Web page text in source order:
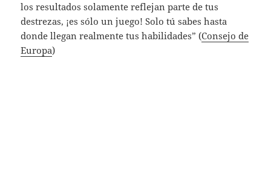
los resultados solamente reflejan parte de tus
destrezas, ¡es sólo un juego! Solo tú sabes hasta
donde llegan realmente tus habilidades” (Consejo de
Europa)